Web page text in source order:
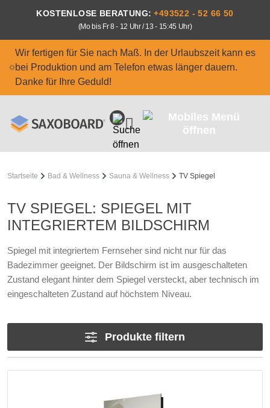
Zum Hauptinhalt springen
KOSTENLOSE BERATUNG: +493522 - 52 66 50
(Mo bis Fr 8 - 12 Uhr / 13 - 15:45 Uhr)
Wir fertigen für Sie nach Maß. In der Urlaubszeit kann es
bei Produktion und am Telefon etwas länger dauern.
Danke für Ihre Geduld!
Startseite Bad & Wellness Sauna & Wellness TV Spiegel
TV SPIEGEL: SPIEGEL MIT
INTEGRIERTEM BILDSCHIRM
Spiegel mit integriertem Fernseher sind nicht nur für das
Badezimmer geeignet. Der Bildschirm ist im ausgeschalteten
Zustand elegant hinter dem Spiegel versteckt, aber technisch im
eingeschalteten Zustand auf höchstem Niveau.
Produkte filtern